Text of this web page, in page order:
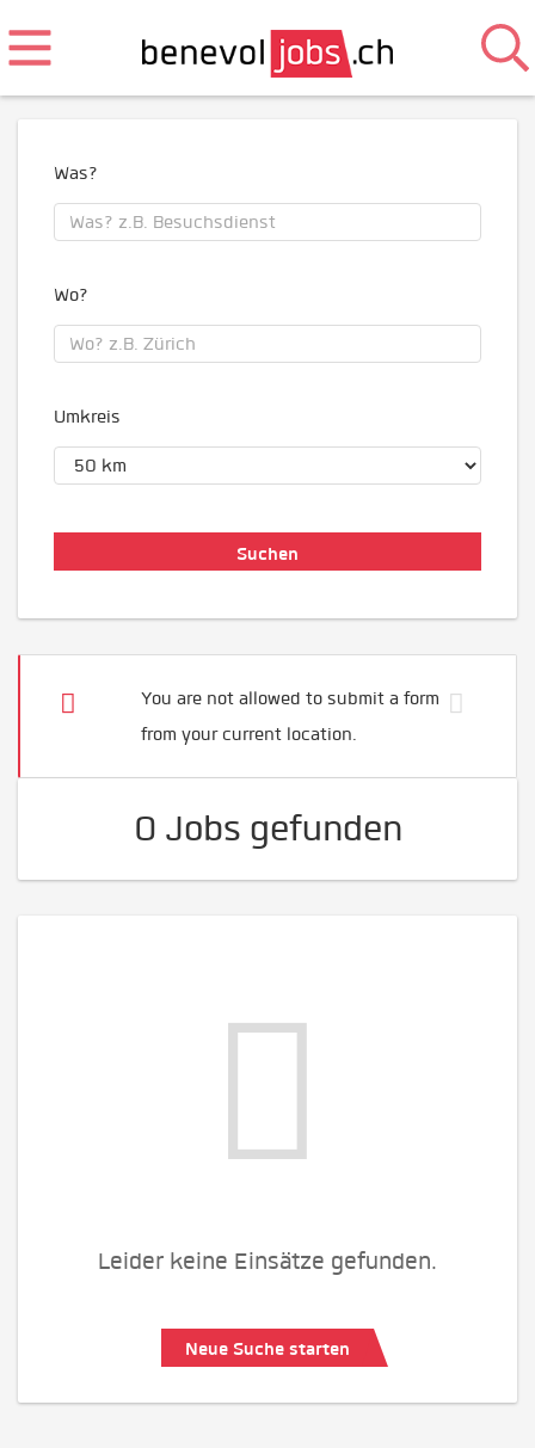
Was?
Wo?
Umkreis
You are not allowed to submit a form
from your current location.
0 Jobs gefunden
Leider keine Einsätze gefunden.
Neue Suche starten